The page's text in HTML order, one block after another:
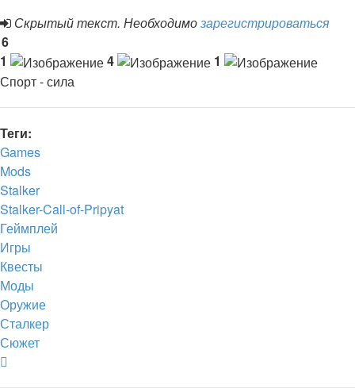
Скрытый текст. Необходимозарегистрироваться
6
1
4
1
Спорт - сила
Теги:
Games
Mods
Stalker
Stalker-Call-of-Pripyat
Геймплей
Игры
Квесты
Моды
Оружие
Сталкер
Сюжет